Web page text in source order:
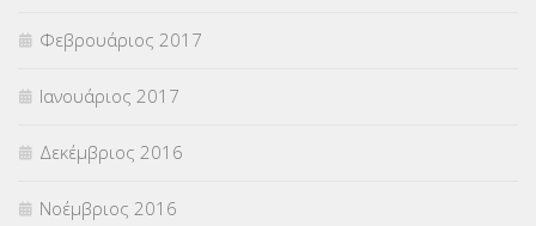
Φεβρουάριος 2017
Ιανουάριος 2017
Δεκέμβριος 2016
Νοέμβριος 2016